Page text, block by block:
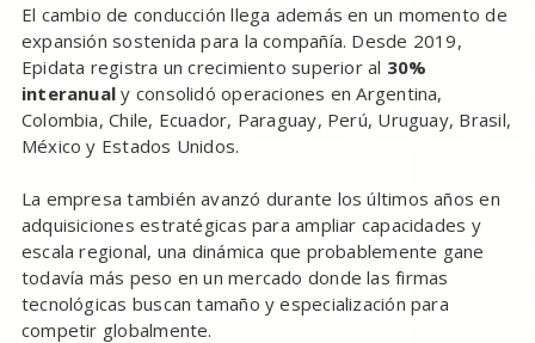
El cambio de conducción llega además en un momento de
expansión sostenida para la compañía. Desde 2019,
Epidata registra un crecimiento superior al 30%
interanual y consolidó operaciones en Argentina,
Colombia, Chile, Ecuador, Paraguay, Perú, Uruguay, Brasil,
México y Estados Unidos.
La empresa también avanzó durante los últimos años en
adquisiciones estratégicas para ampliar capacidades y
escala regional, una dinámica que probablemente gane
todavía más peso en un mercado donde las firmas
tecnológicas buscan tamaño y especialización para
competir globalmente.